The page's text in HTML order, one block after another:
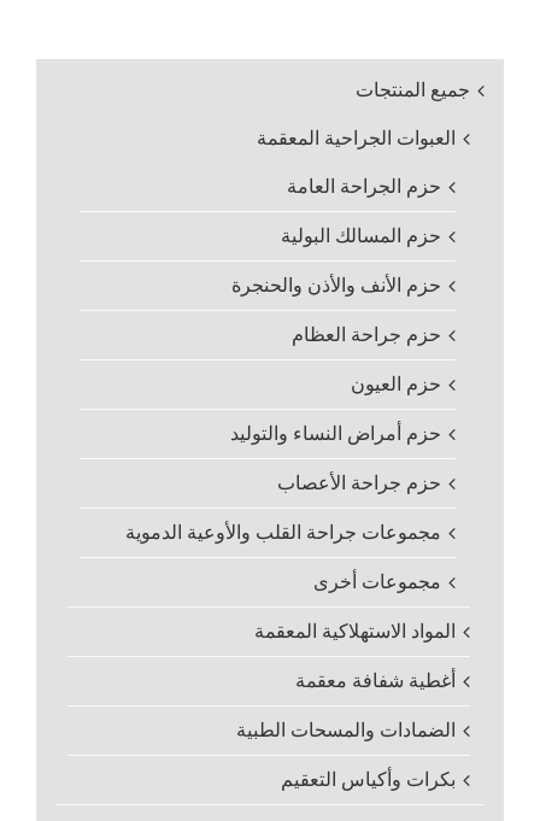
جميع المنتجات
العبوات الجراحية المعقمة
حزم الجراحة العامة
حزم المسالك البولية
حزم الأنف والأذن والحنجرة
حزم جراحة العظام
حزم العيون
حزم أمراض النساء والتوليد
حزم جراحة الأعصاب
مجموعات جراحة القلب والأوعية الدموية
مجموعات أخرى
المواد الاستهلاكية المعقمة
أغطية شفافة معقمة
الضمادات والمسحات الطبية
بكرات وأكياس التعقيم